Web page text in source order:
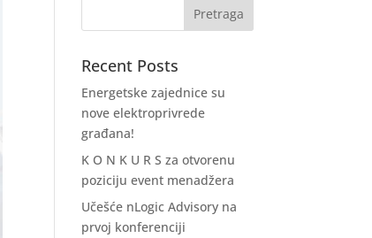
Recent Posts
Energetske zajednice su
nove elektroprivrede
građana!
K O N K U R S za otvorenu
poziciju event menadžera
Učešće nLogic Advisory na
prvoj konferenciji